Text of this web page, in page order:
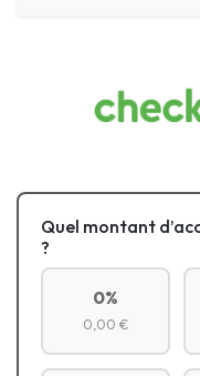
Quel montant
?
0%
0,00 €